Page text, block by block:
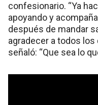
confesionario. “Ya
apoyando y
después de mandar
agradecer a todos los
señaló: “Que sea lo